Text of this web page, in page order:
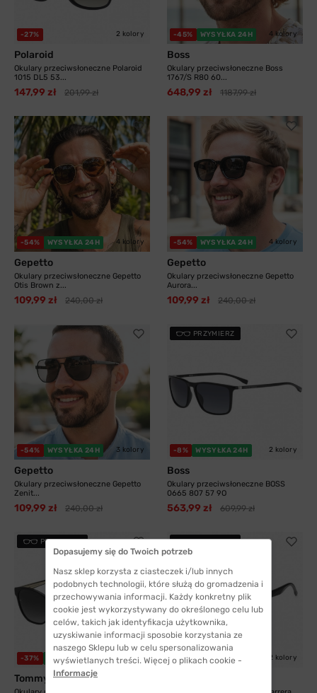
-27% 2 kolory
Polaroid
Okulary przeciwsłoneczne Polaroid
1015 DL5 53...
147,99 zł 201,99 zł
-45% WYSYŁKA 24H 4 kolory
Boss
Okulary przeciwsłoneczne Boss
1767/S R80 60...
648,99 zł 1187,99 zł
-54% WYSYŁKA 24H 4 kolory
Gepetto
Okulary przeciwsłoneczne Gepetto
Otis Brown z...
109,99 zł 240,00 zł
-54% WYSYŁKA 24H 4 kolory
Gepetto
Okulary przeciwsłoneczne Gepetto
Aurora...
109,99 zł 240,00 zł
-54% WYSYŁKA 24H 3 kolory
Gepetto
Okulary przeciwsłoneczne Gepetto
Zenit...
109,99 zł 240,00 zł
PRZYMIERZ
-8% WYSYŁKA 24H 2 kolory
Boss
Okulary przeciwsłoneczne BOSS
0665 807 57 9O
563,99 zł 609,99 zł
PRZYMIERZ
-37% WYSYŁKA 24H 2 kolory
Tommy Hilfiger
PRZYMIERZ
-21% WYSYŁKA 24H 2 kolory
Dopasujemy się do Twoich potrzeb
Nasz sklep korzysta z ciasteczek i/lub innych
podobnych technologii, które służą do gromadzenia i
przechowywania informacji. Każdy konkretny plik
cookie jest wykorzystywany do określonego celu lub
celów, takich jak identyfikacja użytkownika,
uzyskiwanie informacji sposobie korzystania ze
naszego Sklepu lub w celu spersonalizowania
wyświetlanych treści. Więcej o plikach cookie -
Informacje